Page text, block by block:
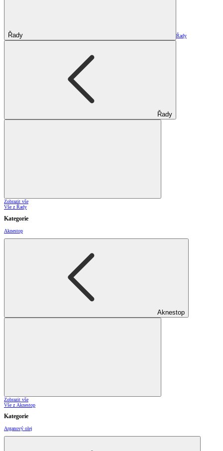
Řady Řady
Řady
Zobrazit vše
Vše z Řady
Kategorie
Aknestop
Aknestop
Zobrazit vše
Vše z Aknestop
Kategorie
Arganový olej